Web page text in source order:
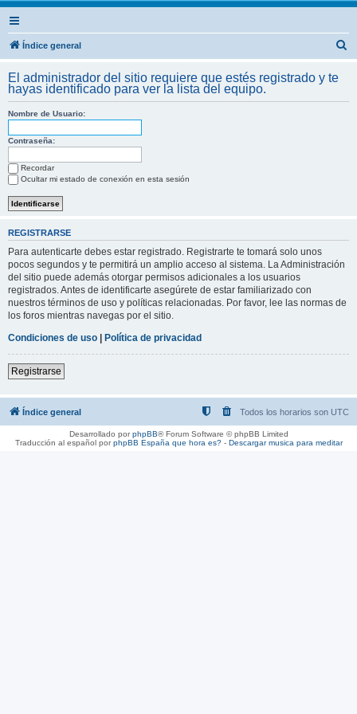
Índice general
c
El administrador del sitio requiere que estés registrado y te
hayas identificado para ver la lista del equipo.
Nombre de Usuario:
Contraseña:
Recordar
Ocultar mi estado de conexión en esta sesión
REGISTRARSE
Para autenticarte debes estar registrado. Registrarte te tomará solo unos
pocos segundos y te permitirá un amplio acceso al sistema. La Administración
del sitio puede además otorgar permisos adicionales a los usuarios
registrados. Antes de identificarte asegúrete de estar familiarizado con
nuestros términos de uso y políticas relacionadas. Por favor, lee las normas de
los foros mientras navegas por el sitio.
Condiciones de uso | Política de privacidad
Registrarse
Índice general Todos los horarios son UTC
Desarrollado porphpBB® Forum Software © phpBB Limited
Traducción al español porphpBB España que hora es?- Descargar musica para meditar